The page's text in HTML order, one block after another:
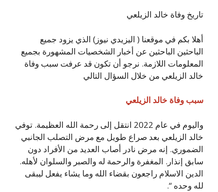
تاريخ وفاة خالد الزيلعي
أهلا بكم في موقعنا ( اليزيدي نيوز) الذي يزود جميع
الباحثين الباحثين عن أخبار الشخصيات المشهورة بجميع
المعلومات اللازمة. نرجو أن تكون قد عرفت سبب وفاة
خالد الزيلعي من خلال السؤال التالي
سبب وفاة خالد الزيلعي
واليوم في عام 2022 انتقل إلى رحمة الله العظيمة. توفي
خالد الزيلعي بعد صراع طويل مع مرض التصلب الجانبي
الضموري. إنه مرض نادر أصاب العديد من الأفراد دون
سابق إنذار. المغفرة والرحمة له والصبر والسلوان لأهله.
الدين الاسلام راجعون بقضاء الله وما يشاء يفعل ليبقى
لله وحده “.